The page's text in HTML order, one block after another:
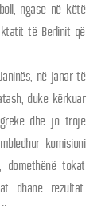
ngase në këtë
të Berlinit që
në janar të
duke kërkuar
dhe jo troje
komisioni
tokat
dhanë rezultat.